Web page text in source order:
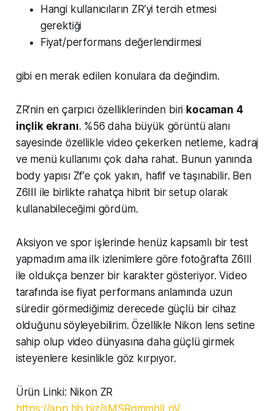
Hangi kullanıcıların ZR’yi tercih etmesi
gerektiği
Fiyat/performans değerlendirmesi
gibi en merak edilen konulara da değindim.
ZR’nin en çarpıcı özelliklerinden biri kocaman 4
inçlik ekranı. %56 daha büyük görüntü alanı
sayesinde özellikle video çekerken netleme, kadraj
ve menü kullanımı çok daha rahat. Bunun yanında
body yapısı Zf'e çok yakın, hafif ve taşınabilir. Ben
Z6III ile birlikte rahatça hibrit bir setup olarak
kullanabileceğimi gördüm.
Aksiyon ve spor işlerinde henüz kapsamlı bir test
yapmadım ama ilk izlenimlere göre fotoğrafta Z6III
ile oldukça benzer bir karakter gösteriyor. Video
tarafında ise fiyat performans anlamında uzun
süredir görmediğimiz derecede güçlü bir cihaz
olduğunu söyleyebilirim. Özellikle Nikon lens setine
sahip olup video dünyasına daha güçlü girmek
isteyenlere kesinlikle göz kırpıyor.
Ürün Linki: Nikon ZR